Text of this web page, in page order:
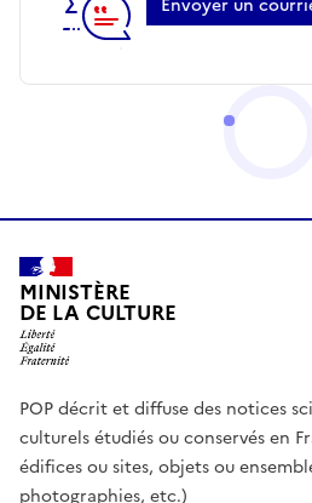
MINISTÈRE
DE LA CULTURE
POP décrit et diffuse des notices
culturels étudiés ou conservés en
édifices ou sites, objets ou
photographies, etc.)